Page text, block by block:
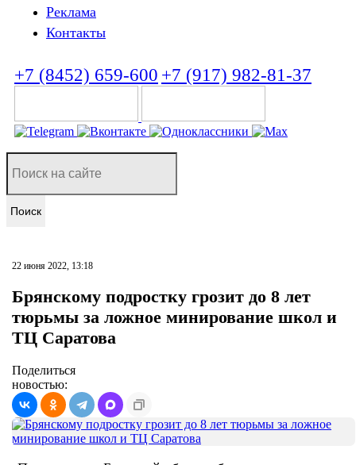
Реклама
Контакты
+7 (8452) 659-600 +7 (917) 982-81-37
Поиск
22 июня 2022, 13:18
Брянскому подростку грозит до 8 лет
тюрьмы за ложное минирование школ и
ТЦ Саратова
Поделиться
новостью: